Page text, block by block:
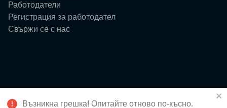
Работодатели
Регистрация за работодател
Свържи се с нас
БлогВъзникна грешка! Опитайте отново по-късно.